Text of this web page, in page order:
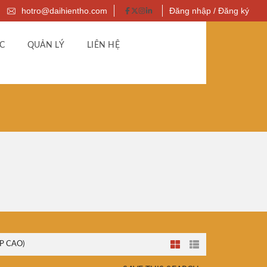
hotro@daihientho.com Đăng nhập / Đăng ký
QUẢN LÝ LIÊN HỆ
CAO)